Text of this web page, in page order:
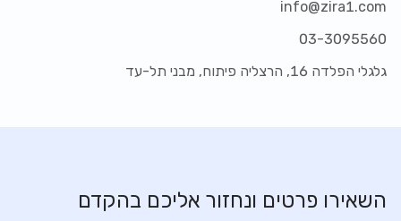
info@zira1.com
03-3095560
גלגלי הפלדה 16, הרצליה פיתוח, מבני תל-עד
השאירו פרטים ונחזור אליכם בהקדם